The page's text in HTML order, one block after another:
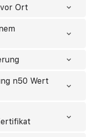
Ort
n50 Wert